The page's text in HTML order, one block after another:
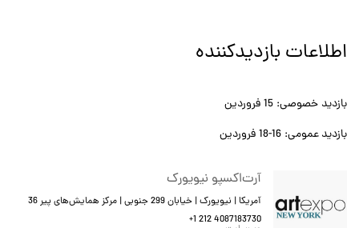
اطلاعات بازدیدکننده
بازدید خصوصی: 15 فروردین
بازدید عمومی: 16-18 فروردین
آرت‌اکسپو نیویورک
آمریکا | نیویورک | خیابان 299 جنوبی | مرکز همایش‌های پیر 36
+1 212 4087183730